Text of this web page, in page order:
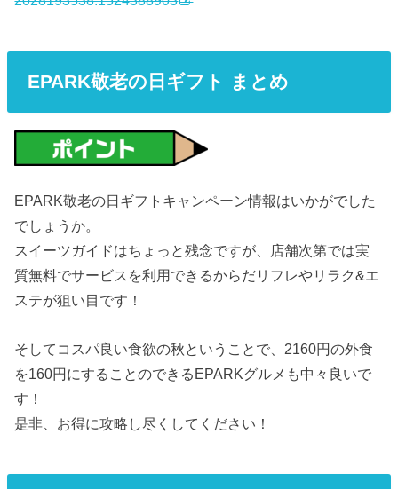
EPARK敬老の日ギフト まとめ
EPARK敬老の日ギフトキャンペーン情報はいかがでした
でしょうか。
スイーツガイドはちょっと残念ですが、店舗次第では実
質無料でサービスを利用できるからだリフレやリラク&エ
ステが狙い目です！
そしてコスパ良い食欲の秋ということで、2160円の外食
を160円にすることのできるEPARKグルメも中々良いで
す！
是非、お得に攻略し尽くしてください！